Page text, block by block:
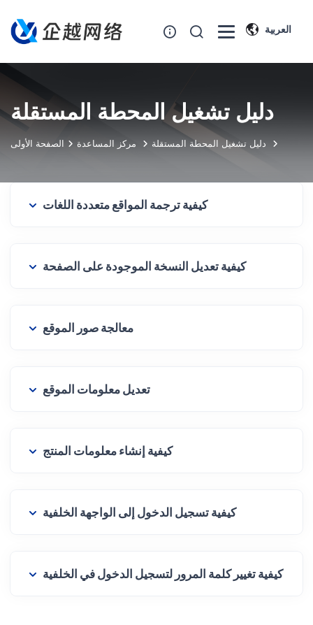
العربية
دليل تشغيل المحطة المستقلة
الصفحة الأولى مركز المساعدة دليل تشغيل المحطة المستقلة
كيفية ترجمة المواقع متعددة اللغات
كيفية تعديل النسخة الموجودة على الصفحة
معالجة صور الموقع
تعديل معلومات الموقع
كيفية إنشاء معلومات المنتج
كيفية تسجيل الدخول إلى الواجهة الخلفية
كيفية تغيير كلمة المرور لتسجيل الدخول في الخلفية